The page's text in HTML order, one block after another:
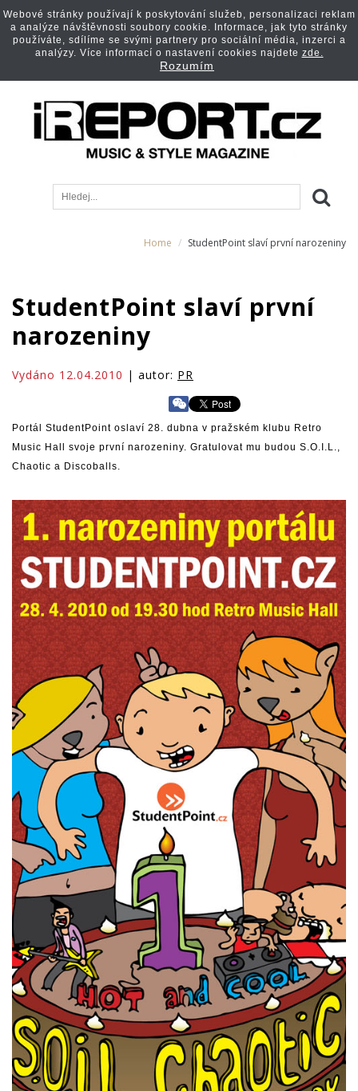
Home StudentPoint slaví první narozeniny
StudentPoint slaví první
narozeniny
Vydáno 12.04.2010 | autor: PR
Portál StudentPoint oslaví 28. dubna v pražském klubu Retro
Music Hall svoje první narozeniny. Gratulovat mu budou S.O.I.L.,
Chaotic a Discoballs.
Webové stránky používají k poskytování služeb, personalizaci reklam
a analýze návštěvnosti soubory cookie. Informace, jak tyto stránky
používáte, sdílíme se svými partnery pro sociální média, inzerci a
analýzy. Více informací o nastavení cookies najdete zde.
Rozumím